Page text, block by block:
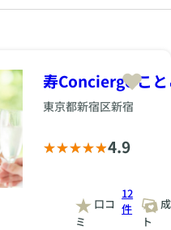
寿Concierge こ
東京都新宿区新宿
4.9
口コ
ミ
12
件
ト